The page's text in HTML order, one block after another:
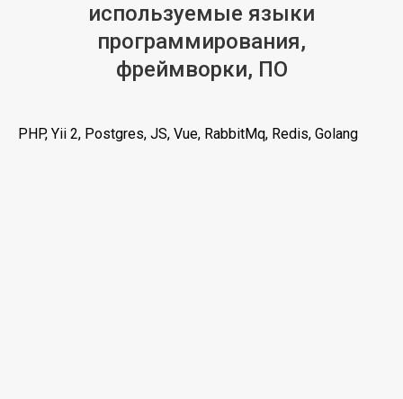
используемые языки
программирования,
фреймворки, ПО
PHP, Yii 2, Postgres, JS, Vue, RabbitMq, Redis, Golang